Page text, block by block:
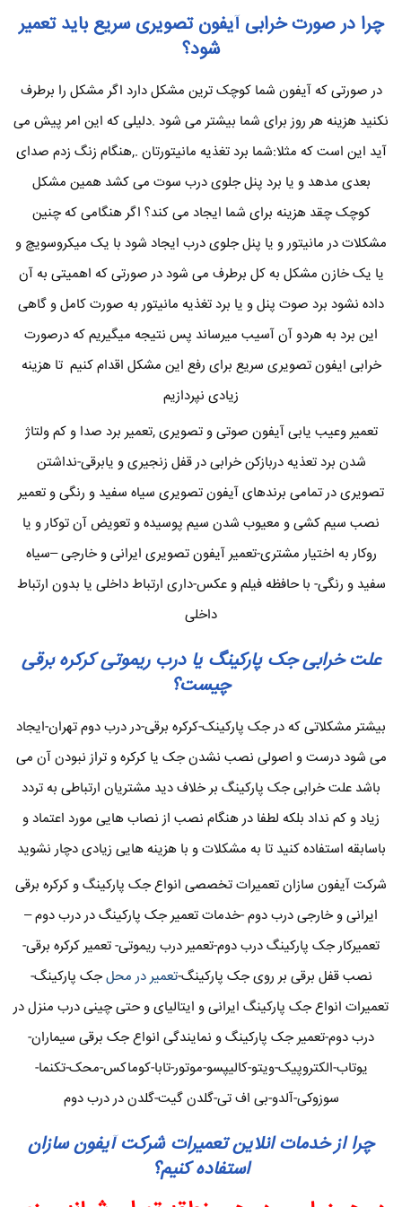
چرا در صورت خرابی آیفون تصویری سریع باید تعمیر
شود؟
در صورتی که آیفون شما کوچک ترین مشکل دارد اگر مشکل را برطرف
نکنید هزینه هر روز برای شما بیشتر می شود .دلیلی که این امر پیش می
آید این است که مثلا:شما برد تغذیه مانیتورتان .,هنگام زنگ زدم صدای
بعدی مدهد و یا برد پنل جلوی درب سوت می کشد همین مشکل
کوچک چقد هزینه برای شما ایجاد می کند؟ اگر هنگامی که چنین
مشکلات در مانیتور و یا پنل جلوی درب ایجاد شود با یک میکروسویچ و
یا یک خازن مشکل به کل برطرف می شود در صورتی که اهمیتی به آن
داده نشود برد صوت پنل و یا برد تغذیه مانیتور به صورت کامل و گاهی
این برد به هردو آن آسیب میرساند پس نتیجه میگیریم که درصورت
خرابی ایفون تصویری سریع برای رفع این مشکل اقدام کنیم تا هزینه
زیادی نپردازیم
تعمیر وعیب یابی آیفون صوتی و تصویری ,تعمیر برد صدا و کم ولتاژ
شدن برد تعذیه دربازکن خرابی در قفل زنجیری و یابرقی-نداشتن
تصویری در تمامی برندهای آیفون تصویری سیاه سفید و رنگی و تعمیر
نصب سیم کشی و معیوب شدن سیم پوسیده و تعویض آن توکار و یا
روکار به اختیار مشتری-تعمیر آیفون تصویری ایرانی و خارجی –سیاه
سفید و رنگی- با حافظه فیلم و عکس-داری ارتباط داخلی یا بدون ارتباط
داخلی
علت خرابی جک پارکینگ یا درب ریموتی کرکره برقی
چیست؟
بیشتر مشکلاتی که در جک پارکینک-کرکره برقی-در درب دوم تهران-ایجاد
می شود درست و اصولی نصب نشدن جک یا کرکره و تراز نبودن آن می
باشد علت خرابی جک پارکینگ بر خلاف دید مشتریان ارتباطی به تردد
زیاد و کم نداد بلکه لطفا در هنگام نصب از نصاب هایی مورد اعتماد و
باسابقه استفاده کنید تا به مشکلات و با هزینه هایی زیادی دچار نشوید
شرکت آیفون سازان تعمیرات تخصصی انواع جک پارکینگ و کرکره برقی
ایرانی و خارجی درب دوم -خدمات تعمیر جک پارکینگ در درب دوم –
تعمیرکار جک پارکینگ درب دوم-تعمیر درب ریموتی- تعمیر کرکره برقی-
نصب قفل برقی بر روی جک پارکینگ-تعمیر در محلجک پارکینگ-
تعمیرات انواع جک پارکینگ ایرانی و ایتالیای و حتی چینی درب منزل در
درب دوم-تعمیر جک پارکینگ و نمایندگی انواع جک برقی سیماران-
یوتاب-الکتروپیک-ویتو-کالیپسو-موتور-تابا-کوماکس-محک-تکنما-
سوزوکی-آلدو-بی اف تی-گلدن گیت-گلدن در درب دوم
چرا از خدمات انلاین تعمیرات شرکت آیفون سازان
استفاده کنیم؟